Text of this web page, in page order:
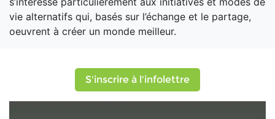
vie alternatifs qui, basés sur l’échange et le partage,
oeuvrent à créer un monde meilleur.
S'inscrire à l'infolettre